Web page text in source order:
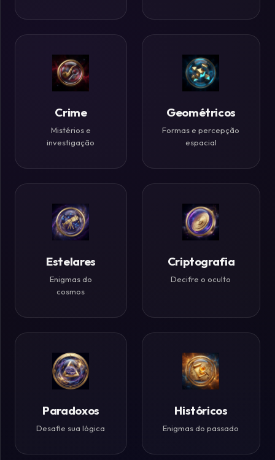
Zen
Crime
Mistérios e
investigação
Geométricos
Formas e percepção
espacial
Estelares
Enigmas do
cosmos
Criptografia
Decifre o oculto
Paradoxos
Desafie sua lógica
Históricos
Enigmas do passado